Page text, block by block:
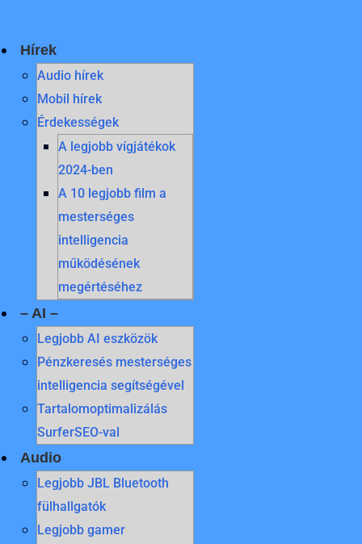
content
Hírek
Audio hírek
Mobil hírek
Érdekességek
A legjobb vígjátékok
2024-ben
A 10 legjobb film a
mesterséges
intelligencia
működésének
megértéséhez
– AI –
Legjobb AI eszközök
Pénzkeresés mesterséges
intelligencia segítségével
Tartalomoptimalizálás
SurferSEO-val
Audio
Legjobb JBL Bluetooth
fülhallgatók
Legjobb gamer